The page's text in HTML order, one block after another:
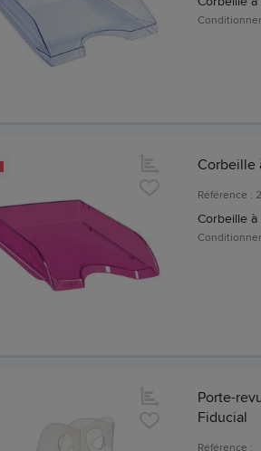
Corbeille
Référence :
Corbeille
Porte-
Fiducial
Référence :